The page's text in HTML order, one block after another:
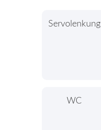
Servolenkung
WC